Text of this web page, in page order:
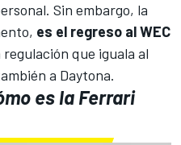
Sin embargo, la
es el regreso al WEC
regulación que iguala al
a Daytona.
es la Ferrari